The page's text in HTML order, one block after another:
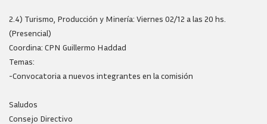
2.4) Turismo, Producción y Minería: Viernes 02/12 a las 20 hs.
(Presencial)
Coordina: CPN Guillermo Haddad
Temas:
-Convocatoria a nuevos integrantes en la comisión
Saludos
Consejo Directivo